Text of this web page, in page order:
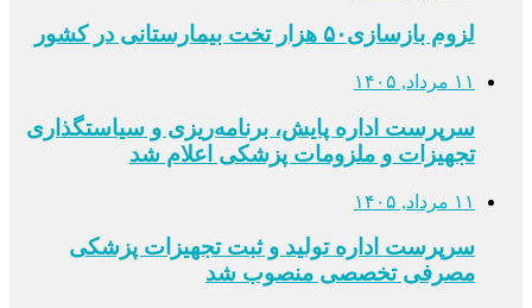
لزوم بازسازی۵۰ هزار تخت بیمارستانی در کشور
۱۱ مرداد, ۱۴۰۵
سرپرست اداره پایش، برنامه‌ریزی و سیاستگذاری
تجهیزات و ملزومات پزشکی اعلام شد
۱۱ مرداد, ۱۴۰۵
سرپرست اداره تولید و ثبت تجهیزات پزشکی
مصرفی تخصصی منصوب شد